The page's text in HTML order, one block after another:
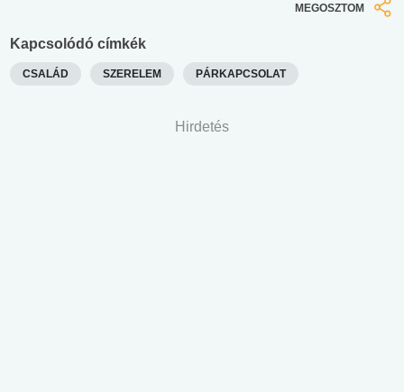
MEGOSZTOM
Kapcsolódó címkék
CSALÁD SZERELEM PÁRKAPCSOLAT
Hirdetés